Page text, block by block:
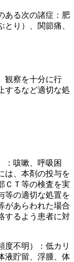
ある次の諸症：肥
り）、関節痛、
観察を十分に行
するなど適切な処
：咳嗽、呼吸困
は、本剤の投与を
ＣＴ等の検査を実
等の適切な処置を
があらわれた場合
するよう患者に対
不明）：低カリ
液貯留、浮腫、体